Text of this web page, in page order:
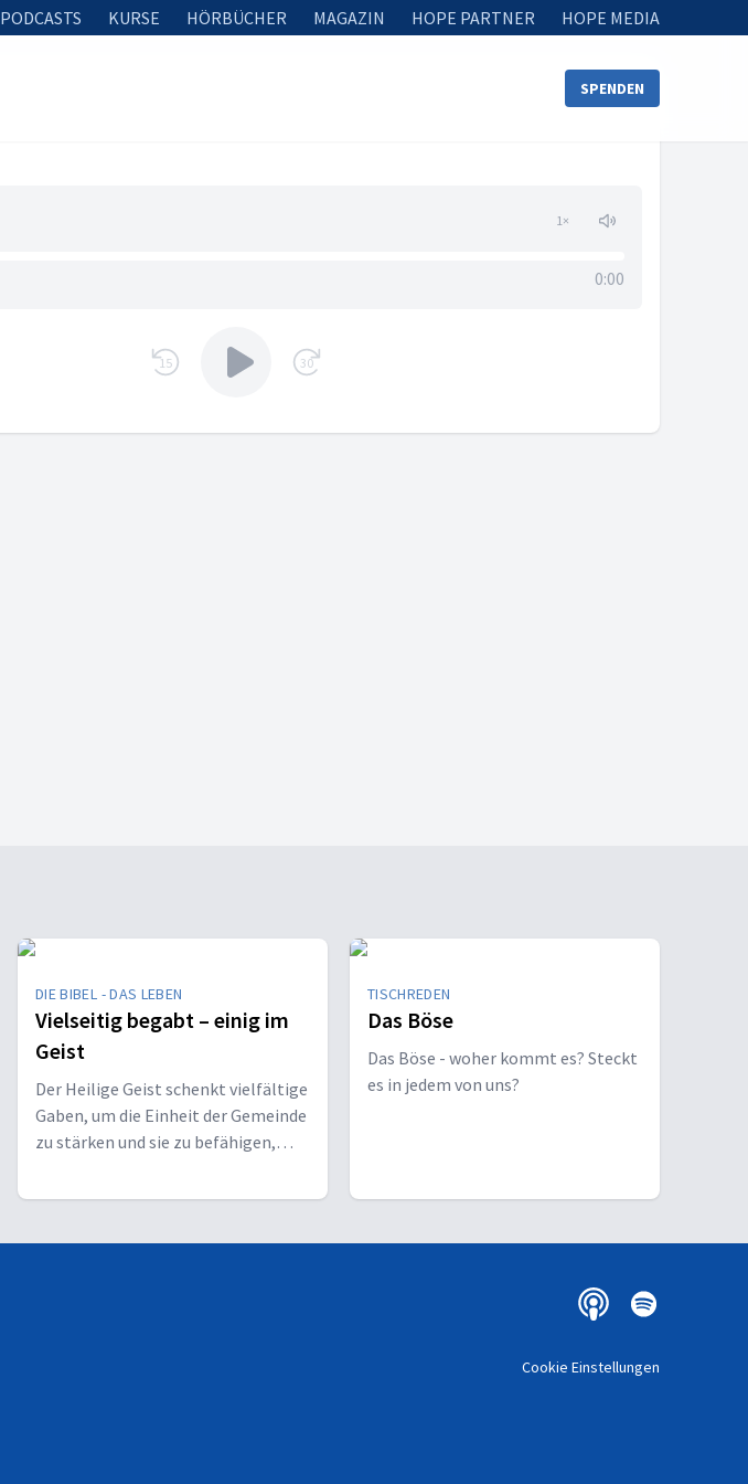
PODCASTS KURSE HÖRBÜCHER MAGAZIN HOPE PARTNER HOPE MEDIA
SPENDEN
1×
0:00
15 30
DIE BIBEL - DAS LEBEN
Vielseitig begabt – einig im
Geist
Der Heilige Geist schenkt vielfältige
Gaben, um die Einheit der Gemeinde
zu stärken und sie zu befähigen,
bekennen.
TISCHREDEN
Das Böse
Das Böse - woher kommt es? Steckt
es in jedem von uns?
Cookie Einstellungen